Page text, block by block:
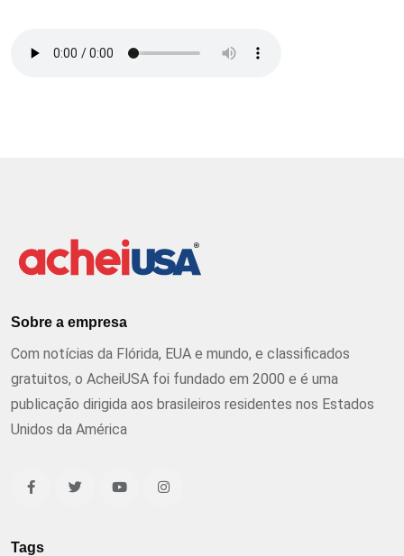
Sobre a empresa
Com notícias da Flórida, EUA e mundo, e classificados
gratuitos, o AcheiUSA foi fundado em 2000 e é uma
publicação dirigida aos brasileiros residentes nos Estados
Unidos da América
Tags